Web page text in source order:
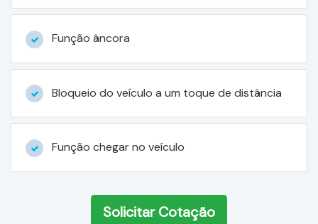
Função âncora
Bloqueio do veículo a um toque de distância
Função chegar no veículo
Solicitar Cotação